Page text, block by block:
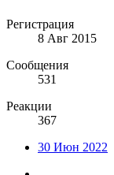
Регистрация
8 Авг 2015
Сообщения
531
Реакции
367
30 Июн 2022